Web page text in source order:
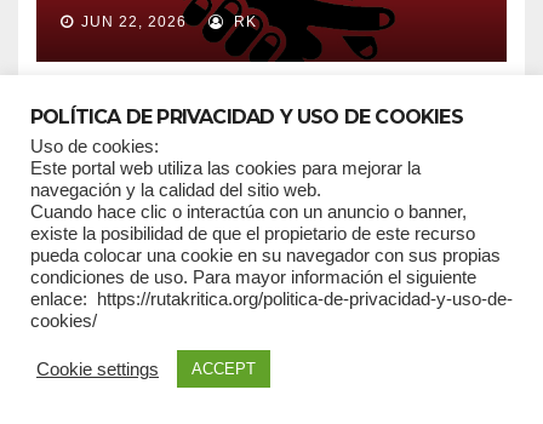
JUN 22, 2026 RK
SIN CATEGORÍA
Pensaba en el cambio
JUN 18, 2026 RK
POLÍTICA DE PRIVACIDAD Y USO DE COOKIES
Uso de cookies:
Este portal web utiliza las cookies para mejorar la
navegación y la calidad del sitio web.
Cuando hace clic o interactúa con un anuncio o banner,
existe la posibilidad de que el propietario de este recurso
pueda colocar una cookie en su navegador con sus propias
condiciones de uso. Para mayor información el siguiente
enlace: https://rutakritica.org/politica-de-privacidad-y-uso-de-
cookies/
Cookie settings ACCEPT